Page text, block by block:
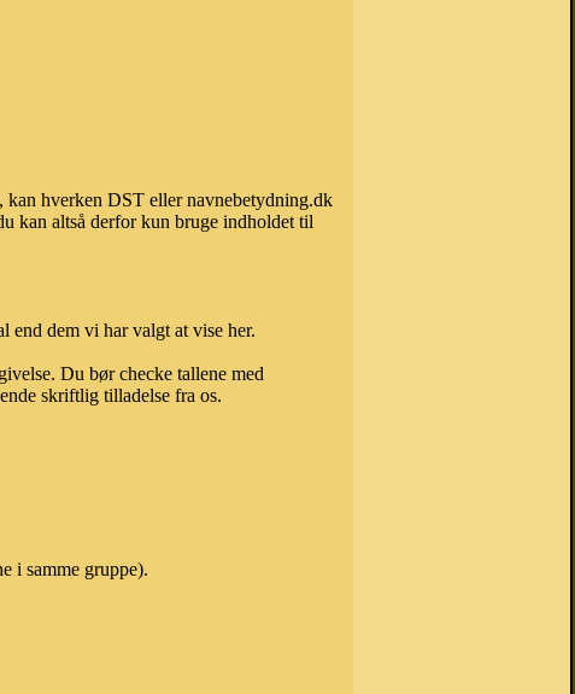
hverken DST eller navnebetydning.dk
kan altså derfor kun bruge indholdet til
end dem vi har valgt at vise her.
Du bør checke tallene med
skriftlig tilladelse fra os.
i samme gruppe).